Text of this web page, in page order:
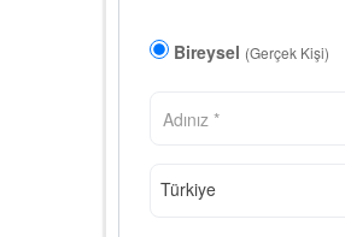
Bireysel (Gerçek Kişi)
Türkiye